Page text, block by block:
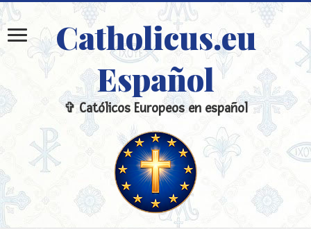
Catholicus.eu
Español
✞ Católicos Europeos en español